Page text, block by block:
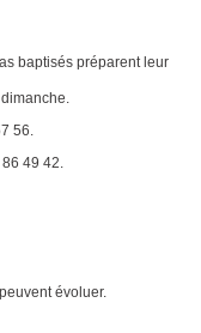
baptisés préparent leur
56.
49 42.
évoluer.